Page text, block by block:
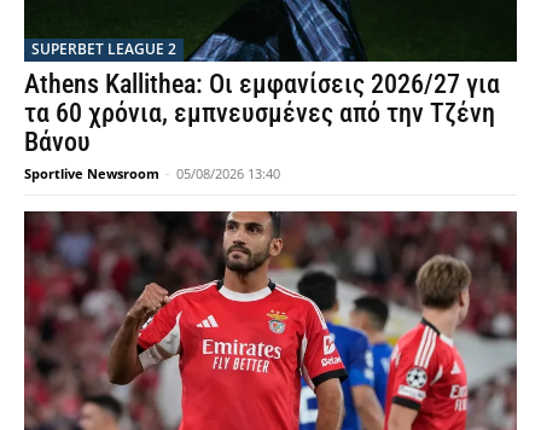
SUPERBET LEAGUE 2
Athens Kallithea: Οι εμφανίσεις 2026/27 για
τα 60 χρόνια, εμπνευσμένες από την Τζένη
Βάνου
Sportlive Newsroom - 05/08/2026 13:40